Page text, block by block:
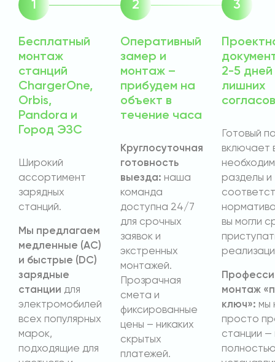
Бесплатный
монтаж
станций
ChargerOne,
Orbis,
Pandora и
Город ЭЗС
Широкий
ассортимент
зарядных
станций.
Мы предлагаем
медленные (AC)
и быстрые (DC)
зарядные
станции для
электромобилей
всех популярных
марок,
подходящие для
Оперативный
замер и
монтаж –
прибудем на
объект в
течение часа
Круглосуточная
готовность
выезда: наша
команда
доступна 24/7
для срочных
заявок и
экстренных
монтажей.
Прозрачная
смета и
фиксированные
цены – никаких
скрытых
платежей.
2-5 дней
лишних
Готовый
включает
разделы и
вы могли
монтаж
ключ»: мы
просто
станции —